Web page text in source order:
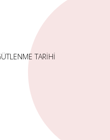
TARİHİ